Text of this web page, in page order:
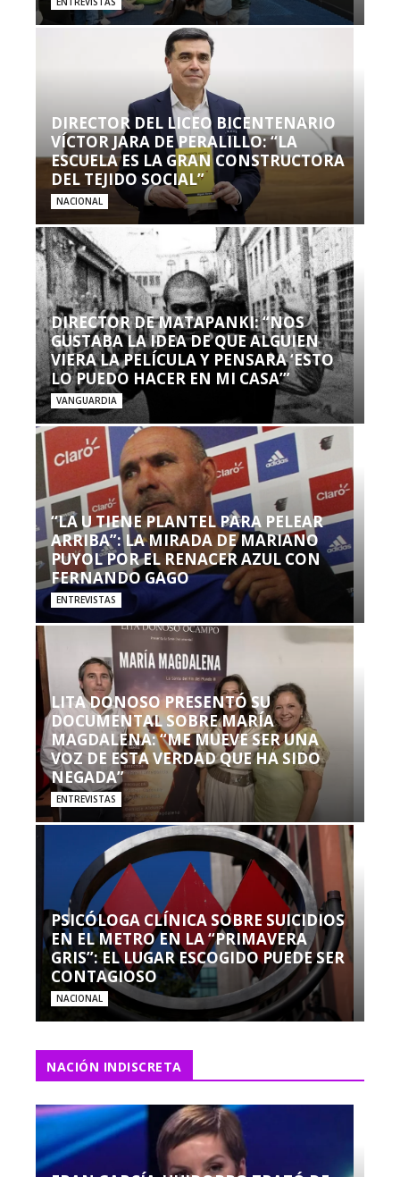
DIRECTOR DEL LICEO BICENTENARIO
VÍCTOR JARA DE PERALILLO: “LA
ESCUELA ES LA GRAN CONSTRUCTORA
DEL TEJIDO SOCIAL”
NACIONAL
DIRECTOR DE MATAPANKI: “NOS
GUSTABA LA IDEA DE QUE ALGUIEN
VIERA LA PELÍCULA Y PENSARA ‘ESTO
LO PUEDO HACER EN MI CASA’”
VANGUARDIA
“LA U TIENE PLANTEL PARA PELEAR
ARRIBA”: LA MIRADA DE MARIANO
PUYOL POR EL RENACER AZUL CON
FERNANDO GAGO
ENTREVISTAS
LITA DONOSO PRESENTÓ SU
DOCUMENTAL SOBRE MARÍA
MAGDALENA: “ME MUEVE SER UNA
VOZ DE ESTA VERDAD QUE HA SIDO
NEGADA”
ENTREVISTAS
PSICÓLOGA CLÍNICA SOBRE SUICIDIOS
EN EL METRO EN LA “PRIMAVERA
GRIS”: EL LUGAR ESCOGIDO PUEDE SER
CONTAGIOSO
NACIONAL
NACIÓN INDISCRETA